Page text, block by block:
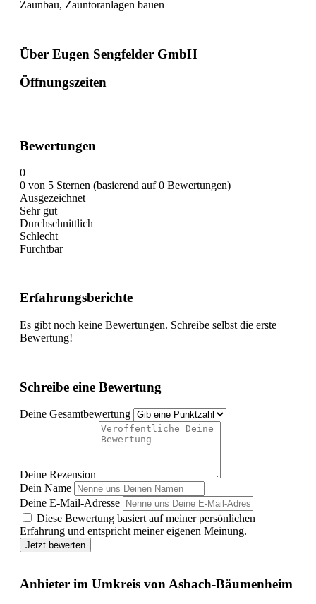
Zaunbau, Zauntoranlagen bauen
Über Eugen Sengfelder GmbH
Öffnungszeiten
Bewertungen
0
0 von 5 Sternen (basierend auf 0 Bewertungen)
Ausgezeichnet
Sehr gut
Durchschnittlich
Schlecht
Furchtbar
Erfahrungsberichte
Es gibt noch keine Bewertungen. Schreibe selbst die erste
Bewertung!
Schreibe eine Bewertung
Deine Gesamtbewertung
Deine Rezension
Dein Name
Deine E-Mail-Adresse
Diese Bewertung basiert auf meiner persönlichen
Erfahrung und entspricht meiner eigenen Meinung.
Jetzt bewerten
Anbieter im Umkreis von Asbach-Bäumenheim